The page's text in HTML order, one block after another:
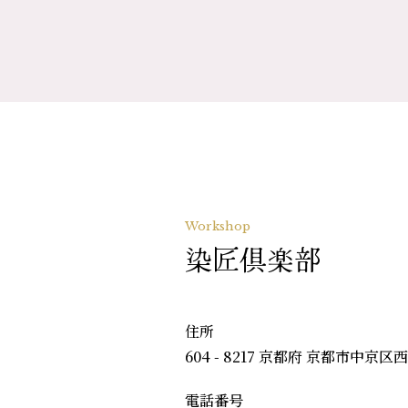
Workshop
染匠倶楽部
住所
604 - 8217 京都府 京都市中京区
電話番号